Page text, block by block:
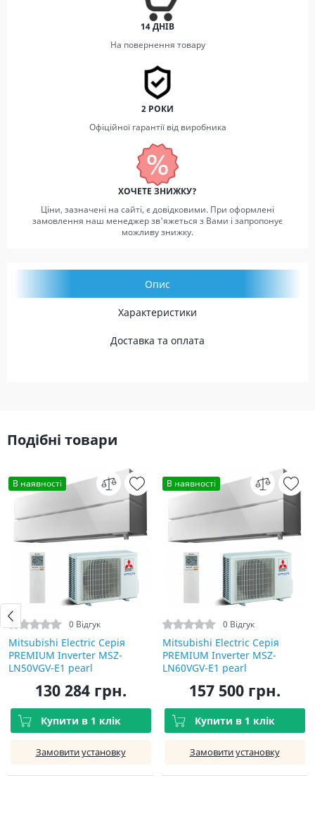
14 ДНІВ
На повернення товару
2 РОКИ
Офіційної гарантії від виробника
ХОЧЕТЕ ЗНИЖКУ?
Ціни, зазначені на сайті, є довідковими. При оформлені
замовлення наш менеджер зв'яжеться з Вами і запропонує
можливу знижку.
Опис
Характеристики
Доставка та оплата
Подібні товари
В наявності
0 Відгук
Mitsubishi Electric Серія
PREMIUM Inverter MSZ-
LN50VGV-E1 pearl
130 284 грн.
Купити в 1 клік
Замовити установку
В наявності
0 Відгук
Mitsubishi Electric Серія
PREMIUM Inverter MSZ-
LN60VGV-E1 pearl
157 500 грн.
Купити в 1 клік
Замовити установку